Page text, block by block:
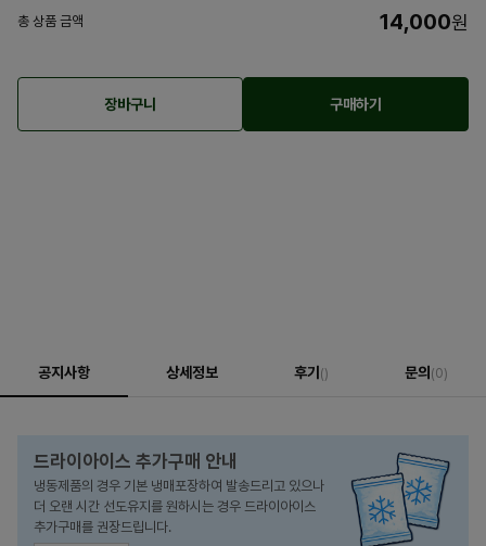
총 상품 금액 14,000원
장바구니 구매하기
공지사항 상세정보 후기 () 문의 (0)
드라이아이스 추가구매 안내
냉동제품의 경우 기본 냉매포장하여 발송드리고 있으나
더 오랜 시간 선도유지를 원하시는 경우 드라이아이스
추가구매를 권장드립니다.